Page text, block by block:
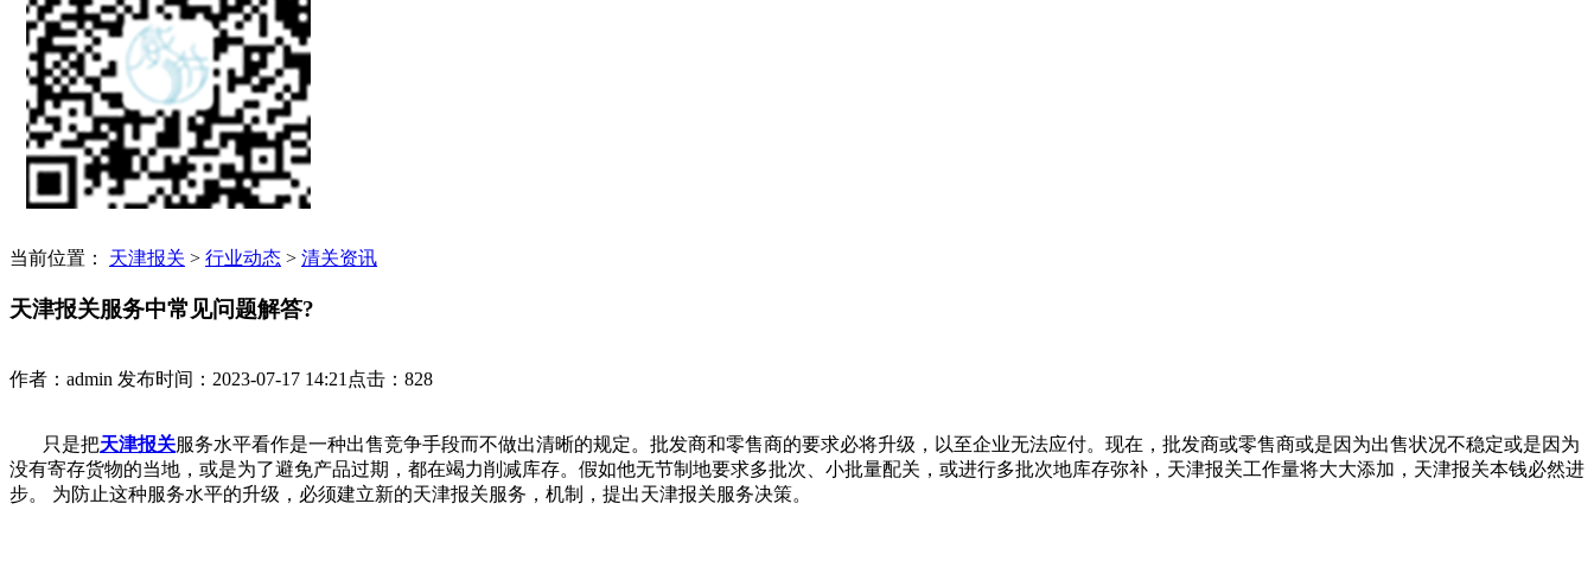
当前位置： 天津报关 > 行业动态 > 清关资讯
天津报关服务中常见问题解答?
作者：admin 发布时间：2023-07-17 14:21点击：828
只是把天津报关服务水平看作是一种出售竞争手段而不做出清晰的规定。批发商和零售商的要求必将升级，以至企业无法应付。现在，批发商或零售商或是因为出售状况不稳定或是因为
没有寄存货物的当地，或是为了避免产品过期，都在竭力削减库存。假如他无节制地要求多批次、小批量配关，或进行多批次地库存弥补，天津报关工作量将大大添加，天津报关本钱必然进
步。 为防止这种服务水平的升级，必须建立新的天津报关服务，机制，提出天津报关服务决策。